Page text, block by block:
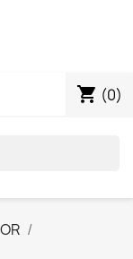
shopping_cart (0)